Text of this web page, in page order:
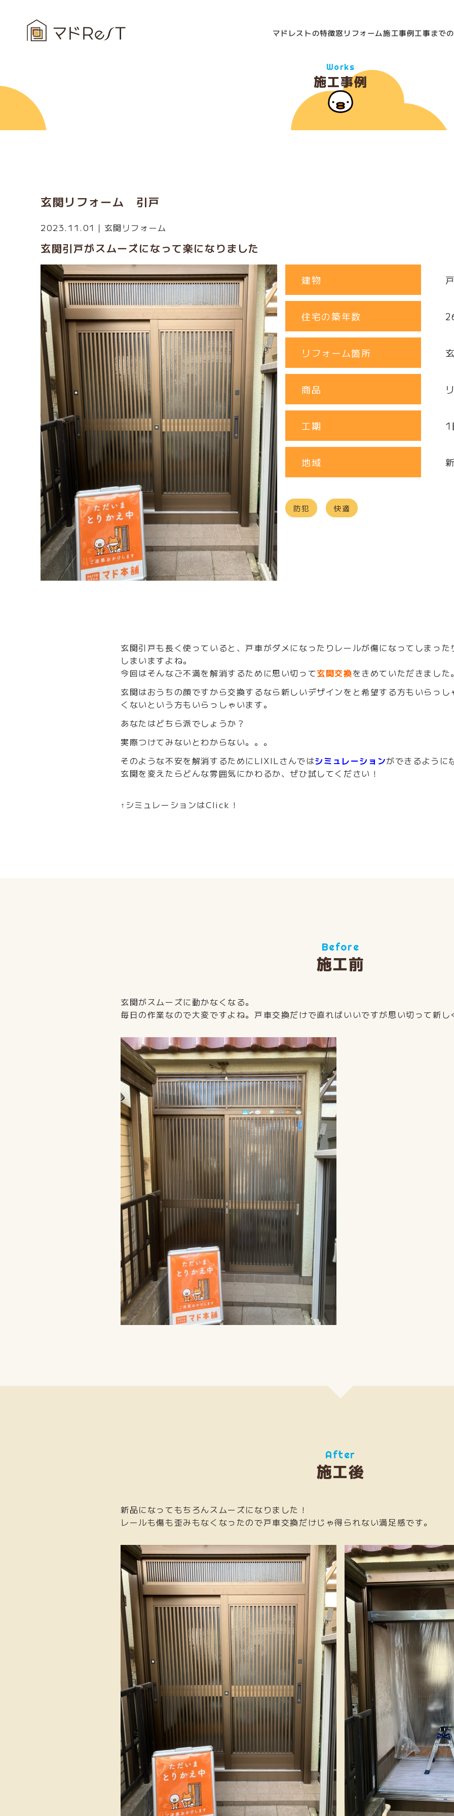
マドレストの特徴窓リフォーム施工事例工事まで
Works
施工事例
玄関リフォーム 引戸
2023.11.01｜ 玄関リフォーム
玄関引戸がスムーズになって楽になりました
建物
住宅の築年数
リフォーム箇所
商品
工期 1
地域
防犯 快適
玄関引戸も長く使っていると、戸車がダメになったりレールが傷になってしまっ
しまいますよね。
今回はそんなご不満を解消するために思い切って玄関交換をきめていただきました。
玄関はおうちの顔ですから交換するなら新しいデザインをと希望する方もいらっ
くないという方もいらっしゃいます。
あなたはどちら派でしょうか？
実際つけてみないとわからない。。。
そのような不安を解消するためにLIXILさんではシミュレーションができるように
玄関を変えたらどんな雰囲気にかわるか、ぜひ試してください！
↑シミュレーションはClick！
Before
施工前
玄関がスムーズに動かなくなる。
毎日の作業なので大変ですよね。戸車交換だけで直ればいいですが思い切って新し
After
施工後
新品になってもちろんスムーズになりました！
レールも傷も歪みもなくなったので戸車交換だけじゃ得られない満足感です。